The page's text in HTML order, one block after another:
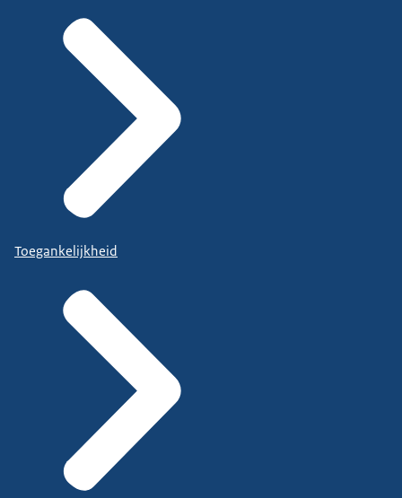
Toegankelijkheid